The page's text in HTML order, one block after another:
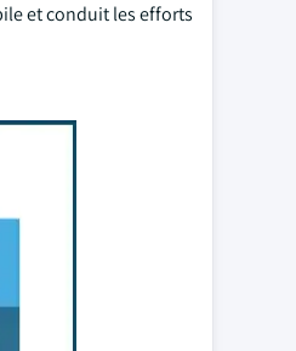
et conduit les efforts